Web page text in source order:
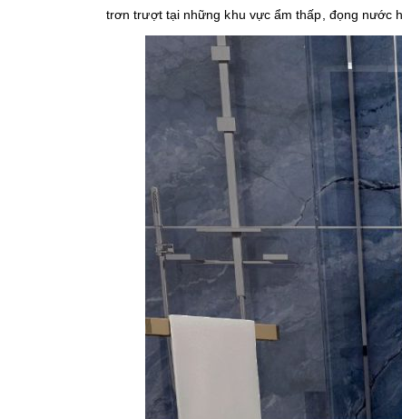
trơn trượt tại những khu vực ẩm thấp, đọng nước